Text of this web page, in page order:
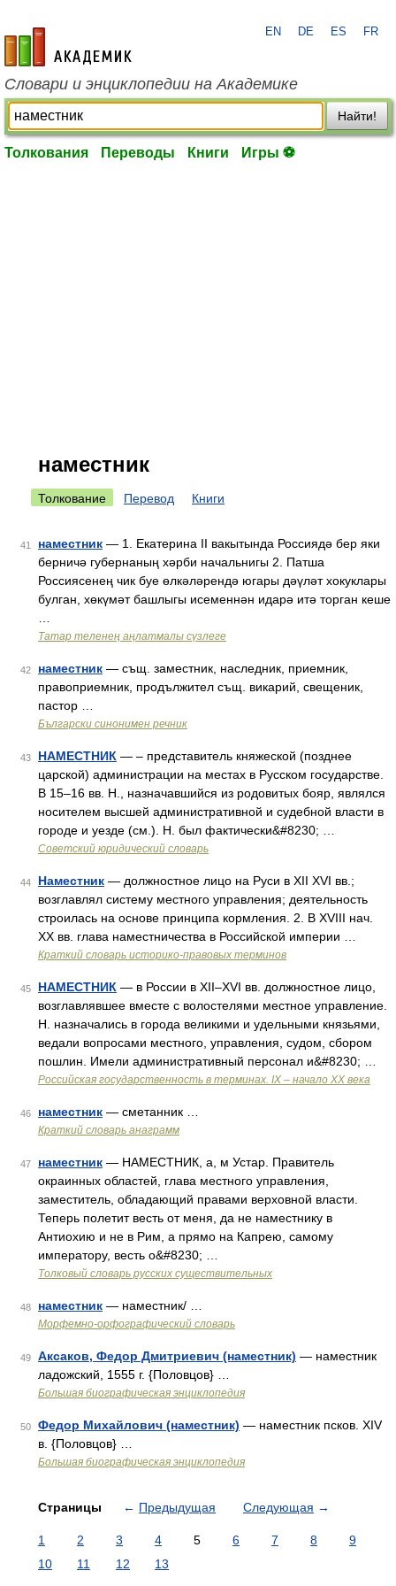
academic.ru
EN DE ES FR
Словари и энциклопедии на Академике
Найти!
Толкования Переводы Книги Игры ⚽
наместник
Толкование Перевод Книги
41 наместник — 1. Екатерина II вакытында Россиядә бер яки
берничә губернаның хәрби начальнигы 2. Патша
Россиясенең чик буе өлкәләрендә югары дәүләт хокуклары
булган, хөкүмәт башлыгы исеменнән идарә итә торган кеше
Татар теленең аңлатмалы сүзлеге
42 наместник — същ. заместник, наследник, приемник,
правоприемник, продължител същ. викарий, свещеник,
пастор …
Български синонимен речник
43 НАМЕСТНИК — – представитель княжеской (позднее
царской) администрации на местах в Русском государстве.
В 15–16 вв. Н., назначавшийся из родовитых бояр, являлся
носителем высшей административной и судебной власти в
городе и уезде (см.). Н. был фактически&#8230; …
Советский юридический словарь
44 Наместник — должностное лицо на Руси в XII XVI вв.;
возглавлял систему местного управления; деятельность
строилась на основе принципа кормления. 2. В XVIII нач.
XX вв. глава наместничества в Российской империи …
Краткий словарь историко-правовых терминов
45 НАМЕСТНИК — в России в XII–XVI вв. должностное лицо,
возглавлявшее вместе с волостелями местное управление.
Н. назначались в города великими и удельными князьями,
ведали вопросами местного, управления, судом, сбором
пошлин. Имели административный персонал и&#8230; …
Российская государственность в терминах. IX – начало XX века
46 наместник — сметанник …
Краткий словарь анаграмм
47 наместник — НАМЕСТНИК, а, м Устар. Правитель
окраинных областей, глава местного управления,
заместитель, обладающий правами верховной власти.
Теперь полетит весть от меня, да не наместнику в
Антиохию и не в Рим, а прямо на Капрею, самому
императору, весть о&#8230; …
Толковый словарь русских существительных
48 наместник — наместник/ …
Морфемно-орфографический словарь
49 Аксаков, Федор Дмитриевич (наместник) — наместник
ладожский, 1555 г. {Половцов} …
Большая биографическая энциклопедия
50 Федор Михайлович (наместник) — наместник псков. XIV
в. {Половцов} …
Большая биографическая энциклопедия
Страницы ← Предыдущая Следующая →
1 2 3 4 5 6 7 8
9
10
11 12 13